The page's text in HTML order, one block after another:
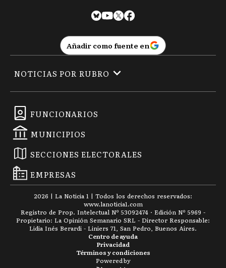
Añadir como fuente en
FUNCIONARIOS
MUNICIPIOS
SECCIONES ELECTORALES
EMPRESAS
NOTICIAS POR RUBRO
2026 | La Noticia 1 | Todos los derechos reservados:
www.lanoticia1.com
Registro de Prop. Intelectual Nº 53092474 · Edición Nº 5969 -
Propietario: La Opinión Semanario SRL - Director Responsable:
Lidia Inés Berardi - Liniers 71, San Pedro, Buenos Aires.
Términos y condiciones
Privacidad
Centro de ayuda
Powered by